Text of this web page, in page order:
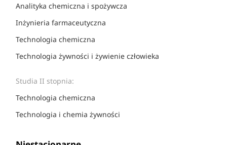
Analityka chemiczna i spożywcza
Inżynieria farmaceutyczna
Technologia chemiczna
Technologia żywności i żywienie człowieka
Studia II stopnia:
Technologia chemiczna
Technologia i chemia żywności